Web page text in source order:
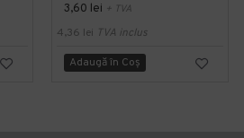
3,60 lei + TVA
4,36 lei TVA inclus
Adaugă în Coş